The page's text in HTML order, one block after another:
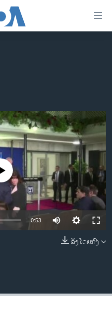
ດ 2024
currently available
0:53
ລິງໂດຍກົງ